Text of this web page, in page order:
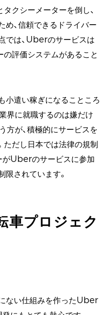
クシーメーターを倒し、
め、信頼できるドライバー
では、Uberのサービスは
の評価システムがあること
小遣い稼ぎになることころ
界に就職するのは嫌だけ
方が、積極的にサービスを
ただし日本では法律の規制
がUberのサービスに参加
限されています。
車プロジェク
ない仕組みを作ったUber